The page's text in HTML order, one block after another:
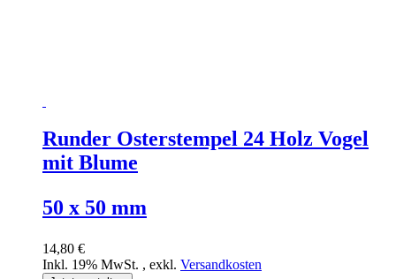
Runder Osterstempel 24 Holz Vogel
mit Blume
50 x 50 mm
14,80 €
Inkl. 19% MwSt. , exkl. Versandkosten